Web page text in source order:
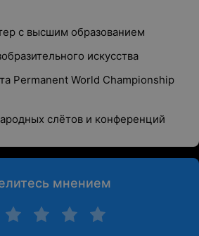
с высшим образованием
искусства
Permanent World Championship
слётов и конференций
мнением